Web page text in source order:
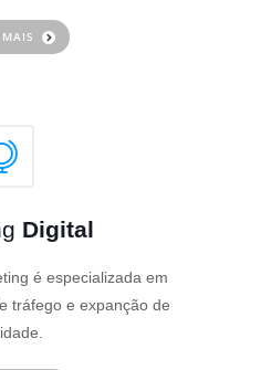
Digital
é especializada em
tráfego e expanção de